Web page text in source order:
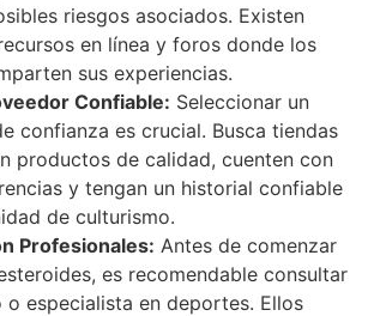
riesgos asociados. Existen
en línea y foros donde los
sus experiencias.
Confiable: Seleccionar un
confianza es crucial. Busca tiendas
productos de calidad, cuenten con
y tengan un historial confiable
de culturismo.
Profesionales: Antes de comenzar
es recomendable consultar
o especialista en deportes. Ellos